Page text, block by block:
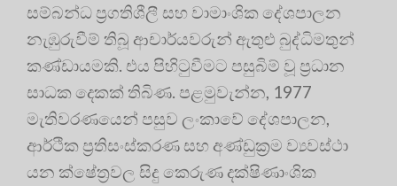
සම්බන්ධ ප්‍රගතිශීලී සහ වාමාංශික දේශපාලන
නැඹුරුවීම් තිබූ ආචාර්යවරුන් ඇතුළු බුද්ධිමතුන්
කණ්ඩායමකි. එය පිහිටුවීමට පසුබිම් වූ ප්‍රධාන
සාධක දෙකක් තිබිණ. පළමුවැන්න, 1977
මැතිවරණයෙන් පසුව ලංකාවේ දේශපාලන,
ආර්ථික ප්‍රතිසංස්කරණ සහ අණ්ඩුක්‍රම ව්‍යවස්ථා
යන ක්ෂේත්‍රවල සිදු කෙරුණ දක්ෂිණාංශික